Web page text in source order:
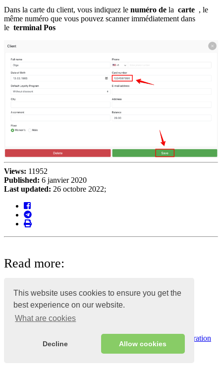
This website uses cookies to ensure you get the
best experience on our website.
What are cookies
Decline Allow cookies
Dans la carte du client, vous indiquez le numéro de la carte , le
même numéro que vous pouvez scanner immédiatement dans
le terminal Pos
Views: 11952
Published: 6 janvier 2020
Last updated: 26 octobre 2022;
Read more:
Related lessons
Créer un programme de fidélité bonus
Comment ajouter un client dans le panneau d’administration
Comment utiliser les cartes de réduction
Qu’est-ce que la production et comment la créer